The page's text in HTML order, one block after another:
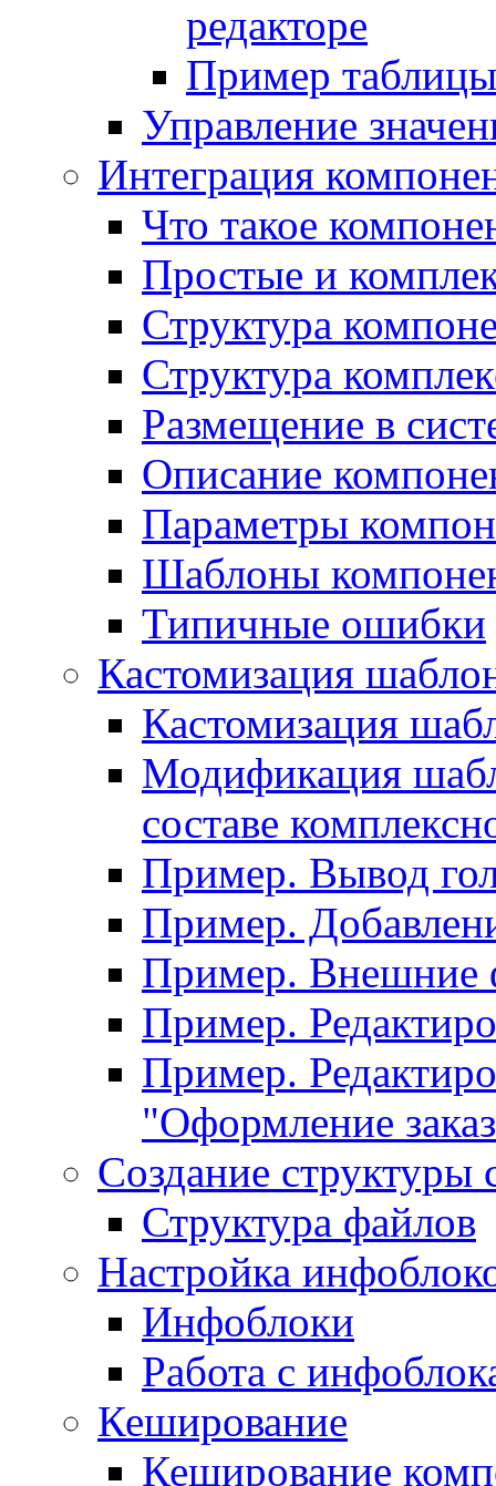
редакторе
Пример
Управление
Интеграция
Что такое
Простые и
Структура
Структура
Размещение в
Описание
Параметры
Шаблоны
Типичные ошибки
Кастомизация
Кастомизация
Модификация
составе
Пример. Вывод
Пример.
Пример. Внешние
Пример.
Пример.
"Оформление
Создание структуры
Структура файлов
Настройка
Инфоблоки
Работа с
Кеширование
Кеширование